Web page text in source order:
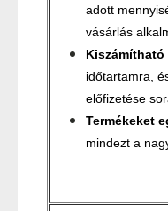
adott
vásárlás
időtartamra,
előfizetése
Termékeket
mindezt a